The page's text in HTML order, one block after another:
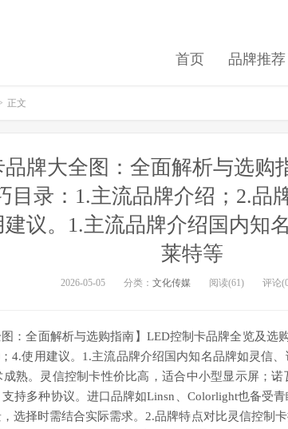
首页 品牌推荐
正文
品牌大全图：全面解析与选
目录：1.主流品牌介绍；2.品
议。1.主流品牌介绍国内知
莱特等
2026-05-05 分类： 文化传媒 阅读(61) 评论
图：全面解析与选购指南】LED控制卡品牌全览及选
4.使用建议。1.主流品牌介绍国内知名品牌如灵信
熟。灵信控制卡性价比高，适合中小型显示屏；
持多种协议。进口品牌如Linsn、Colorlight也备受
选择时需结合实际需求。2.品牌特点对比灵信控制